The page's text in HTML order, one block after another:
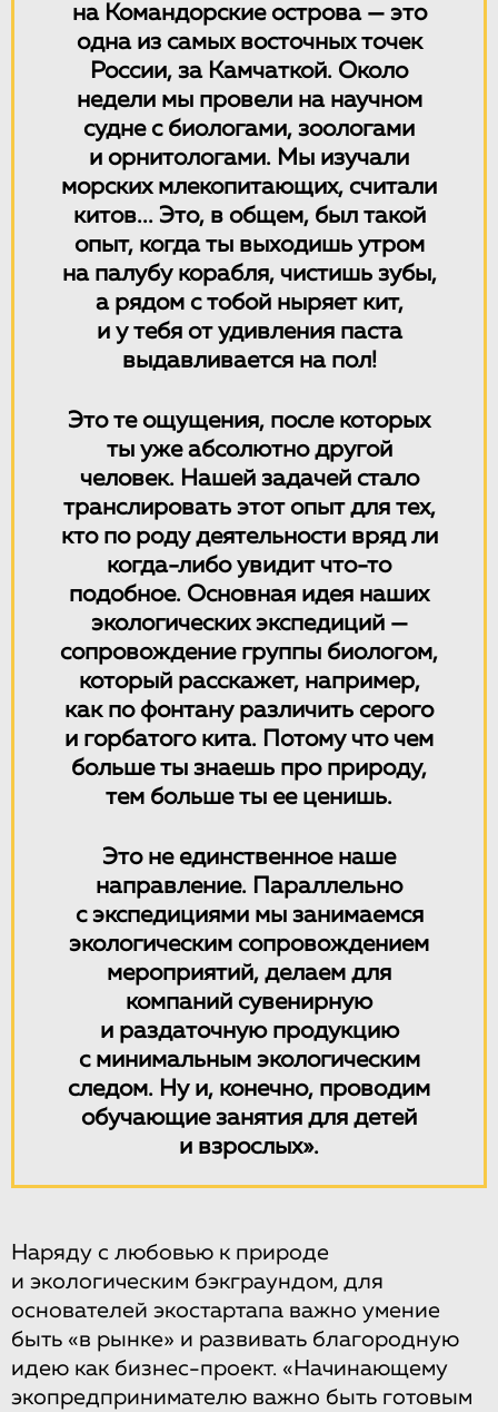
на Командорские острова — это
одна из самых восточных точек
России, за Камчаткой. Около
недели мы провели на научном
судне с биологами, зоологами
и орнитологами. Мы изучали
морских млекопитающих, считали
китов... Это, в общем, был такой
опыт, когда ты выходишь утром
на палубу корабля, чистишь зубы,
а рядом с тобой ныряет кит,
и у тебя от удивления паста
выдавливается на пол!
Это те ощущения, после которых
ты уже абсолютно другой
человек. Нашей задачей стало
транслировать этот опыт для тех,
кто по роду деятельности вряд ли
когда-либо увидит что-то
подобное. Основная идея наших
экологических экспедиций —
сопровождение группы биологом,
который расскажет, например,
как по фонтану различить серого
и горбатого кита. Потому что чем
больше ты знаешь про природу,
тем больше ты ее ценишь.
Это не единственное наше
направление. Параллельно
с экспедициями мы занимаемся
экологическим сопровождением
мероприятий, делаем для
компаний сувенирную
и раздаточную продукцию
с минимальным экологическим
следом. Ну и, конечно, проводим
обучающие занятия для детей
и взрослых».
Наряду с любовью к природе
и экологическим бэкграундом, для
основателей экостартапа важно умение
быть «в рынке» и развивать благородную
идею как бизнес-проект. «Начинающему
экопредпринимателю важно быть готовым